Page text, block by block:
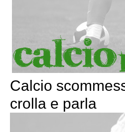
Calcio
crolla e parla